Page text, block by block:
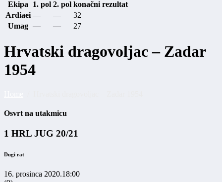
Ekipa 1. pol 2. pol konačni rezultat
Ardiaei — —
32
Umag — — 27
Hrvatski dragovoljac – Zadar
1954
Osvrt na utakmicu
1 HRL JUG 20/21
Dugi rat
16. prosinca 2020.18:00